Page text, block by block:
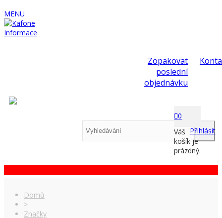
MENU
Informace
Zopakovat
poslední
objednávku
0
Váš
košík je
prázdný.
Přihlásit
Domů
>
Značky